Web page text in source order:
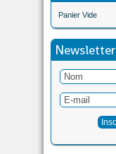
Panier Vide
Newsletter